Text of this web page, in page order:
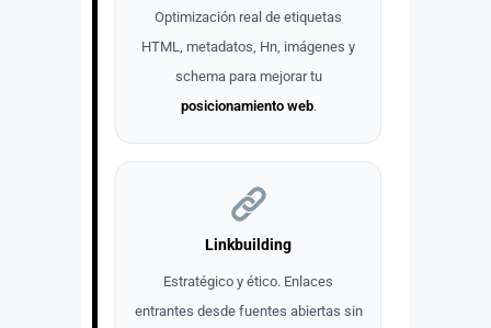
Optimización real de etiquetas
HTML, metadatos, Hn, imágenes y
schema para mejorar tu
posicionamiento web.
Linkbuilding
Estratégico y ético. Enlaces
entrantes desde fuentes abiertas sin